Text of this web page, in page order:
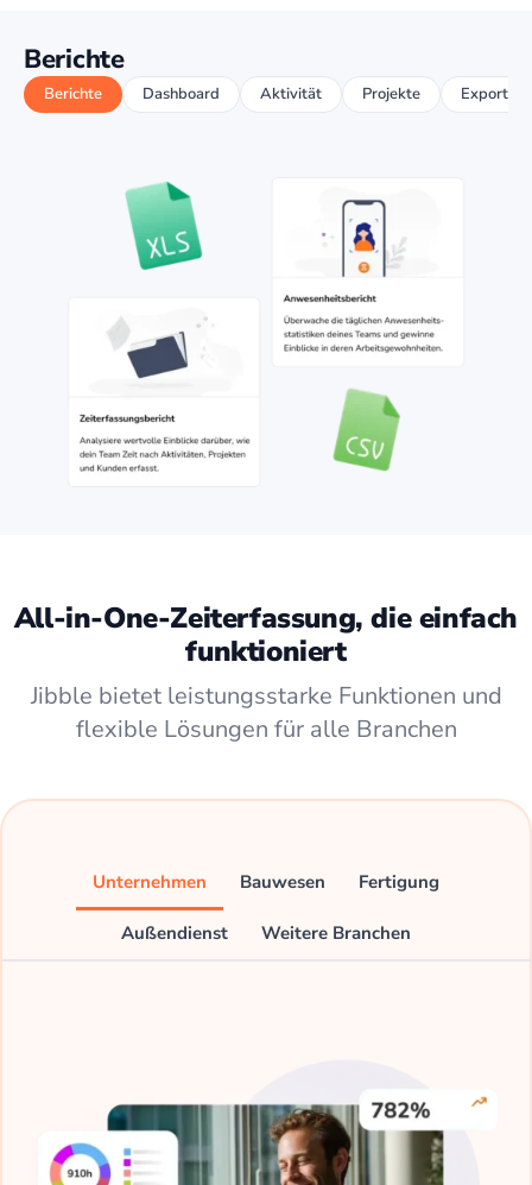
Berichte
Berichte Dashboard Aktivität Projekte Exporte
All-in-One-Zeiterfassung, die einfach
funktioniert
Jibble bietet leistungsstarke Funktionen und
flexible Lösungen für alle Branchen
Unternehmen Bauwesen Fertigung
Außendienst Weitere Branchen